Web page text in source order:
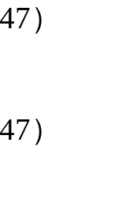
）
）